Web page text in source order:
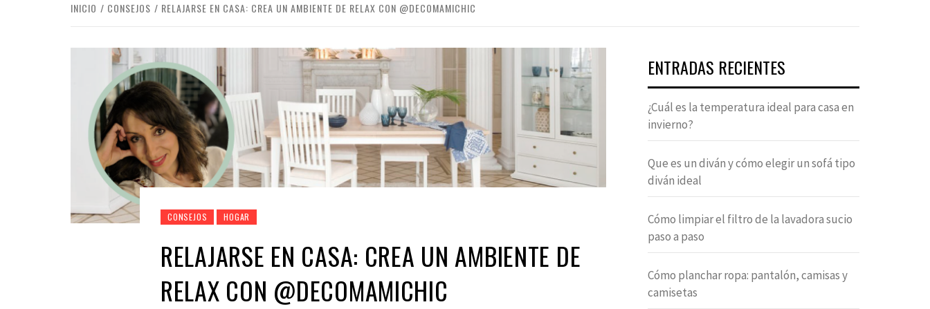
INICIO CONSEJOS RELAJARSE EN CASA: CREA UN AMBIENTE DE RELAX CON @DECOMAMICHIC
CONSEJOS HOGAR
RELAJARSE EN CASA: CREA UN AMBIENTE DE
RELAX CON @DECOMAMICHIC
ENTRADAS RECIENTES
¿Cuál es la temperatura ideal para casa en
invierno?
Que es un diván y cómo elegir un sofá tipo
diván ideal
Cómo limpiar el filtro de la lavadora sucio
paso a paso
Cómo planchar ropa: pantalón, camisas y
camisetas